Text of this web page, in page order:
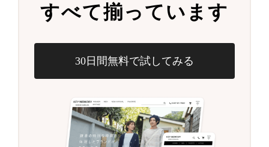
すべて揃っています
30日間無料で試してみる